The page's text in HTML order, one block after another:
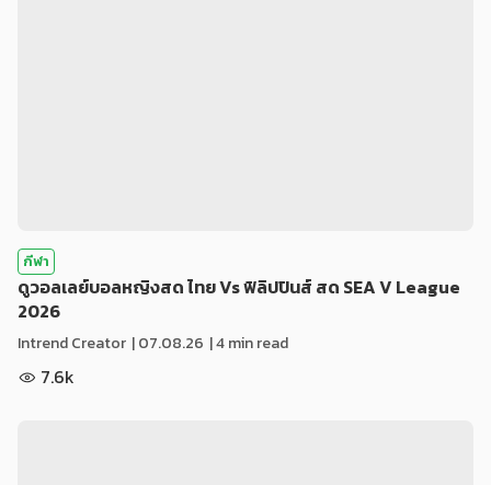
กีฬา
ดูวอลเลย์บอลหญิงสด ไทย Vs ฟิลิปปินส์ สด SEA V League
2026
Intrend Creator |07.08.26 | 4 min read
7.6k